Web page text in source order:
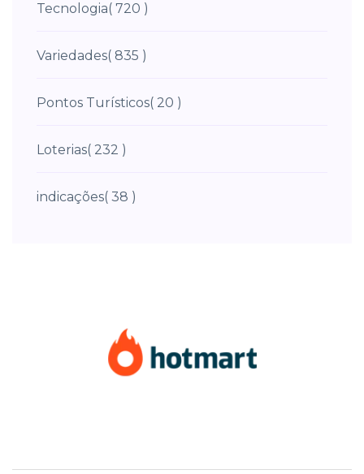
Tecnologia( 720 )
Variedades( 835 )
Pontos Turísticos( 20 )
Loterias( 232 )
indicações( 38 )